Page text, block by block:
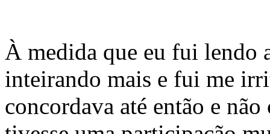
À medida que eu fui lendo
inteirando mais e fui me
concordava até então e